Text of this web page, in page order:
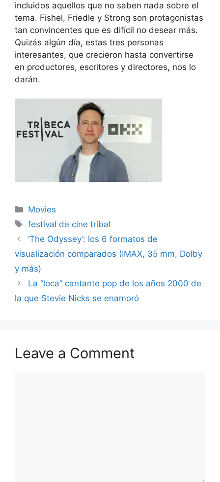
incluidos aquellos que no saben nada sobre el
tema. Fishel, Friedle y Strong son protagonistas
tan convincentes que es difícil no desear más.
Quizás algún día, estas tres personas
interesantes, que crecieron hasta convertirse
en productores, escritores y directores, nos lo
darán.
Categories
Movies
Tags
festival de cine tribal
‘The Odyssey’: los 6 formatos de
visualización comparados (IMAX, 35 mm, Dolby
y más)
La “loca” cantante pop de los años 2000 de
la que Stevie Nicks se enamoró
Leave a Comment